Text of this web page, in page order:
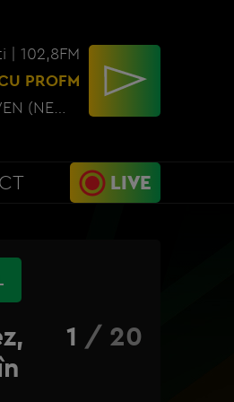
| 102,8FM
PROFM
JONAS BROTHERS - LOVE ME TO HEAVEN (NEW PW)
LIVE
1 / 20